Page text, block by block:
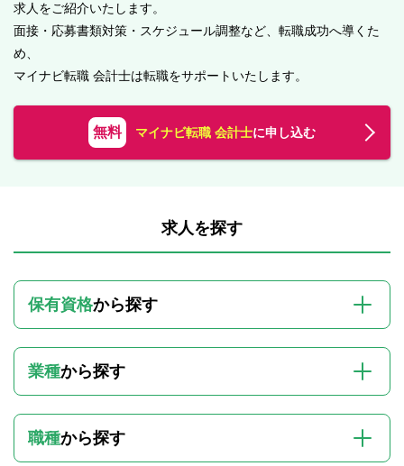
求人をご紹介いたします。
面接・応募書類対策・スケジュール調整など、転職成功へ導くた
め、
マイナビ転職 会計士は転職をサポートいたします。
無料 マイナビ転職 会計士に申し込む
求人を探す
保有資格から探す
業種から探す
職種から探す